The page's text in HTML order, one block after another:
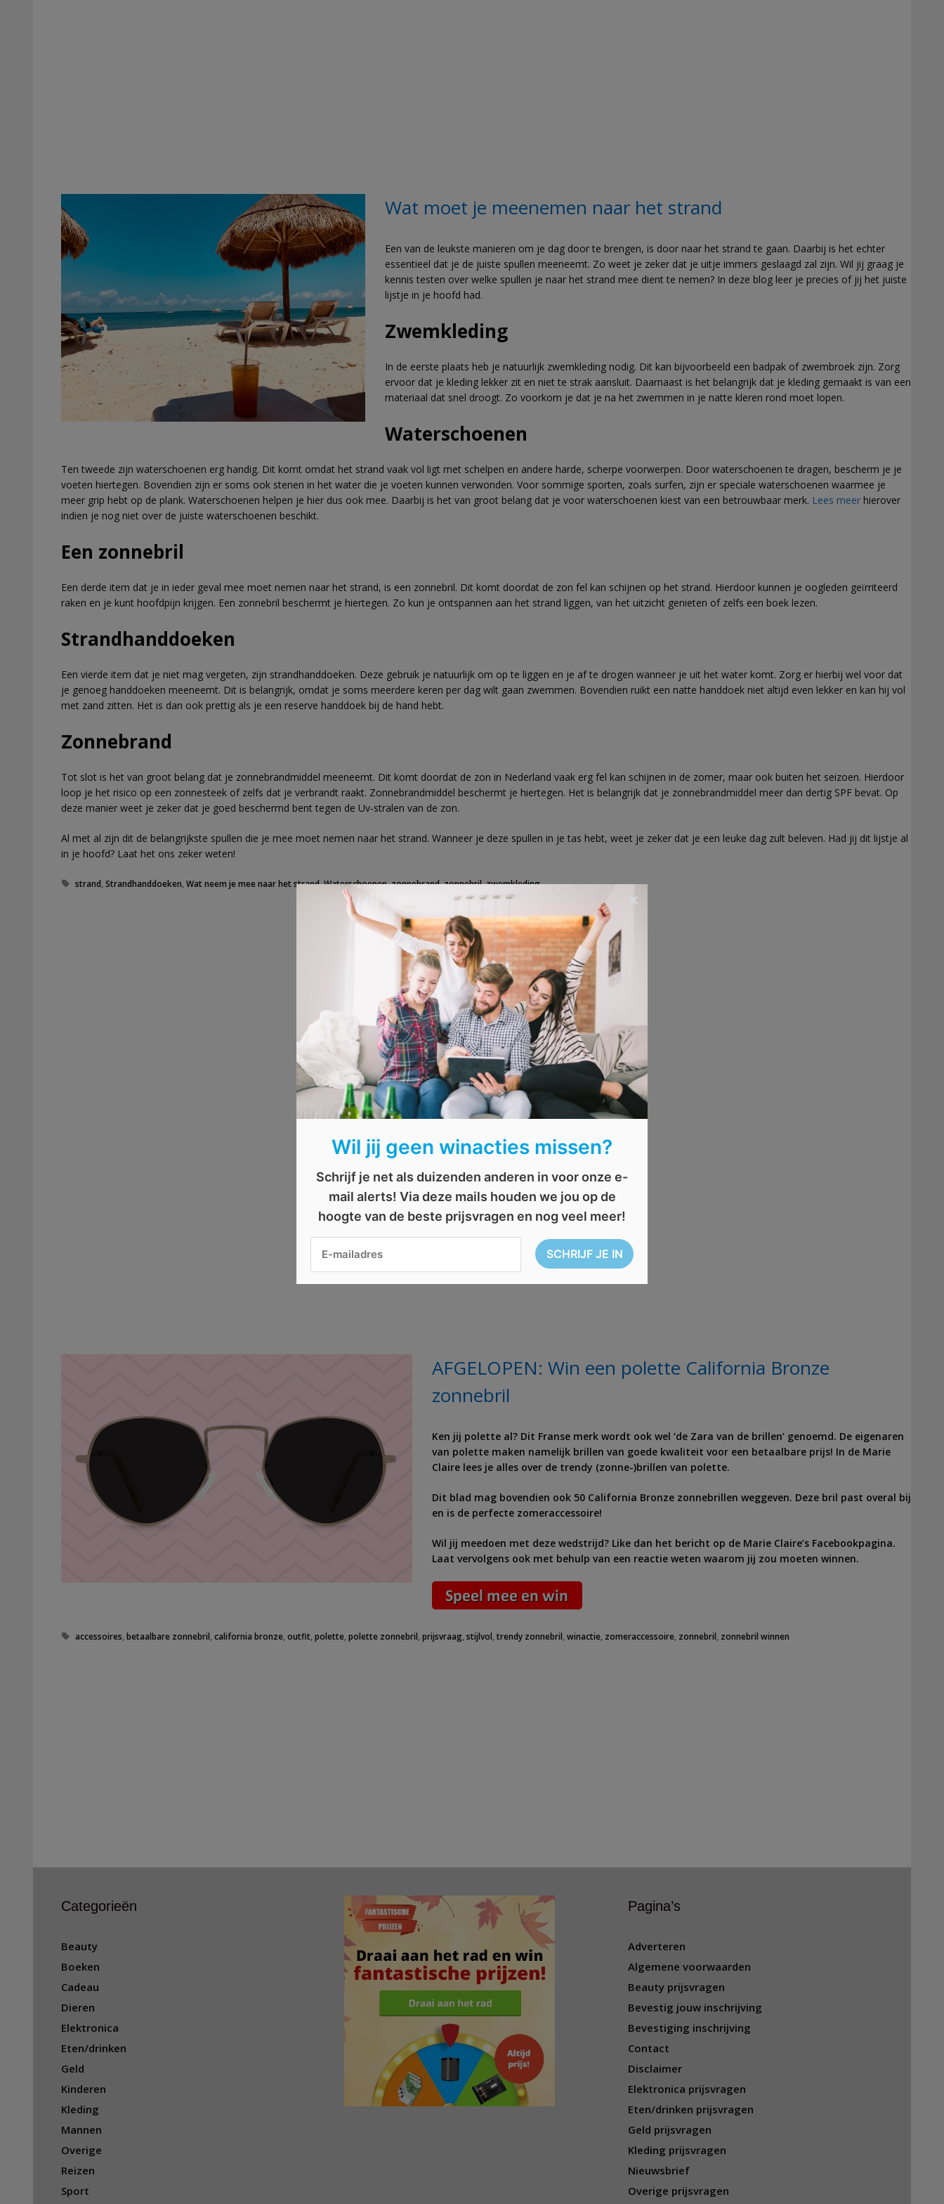
Wat moet je meenemen naar het strand
Een van de leukste manieren om je dag door te brengen, is door naar het strand te gaan. Daarbij is het echter
essentieel dat je de juiste spullen meeneemt. Zo weet je zeker dat je uitje immers geslaagd zal zijn. Wil jij graag je
kennis testen over welke spullen je naar het strand mee dient te nemen? In deze blog leer je precies of jij het juiste
lijstje in je hoofd had.
Zwemkleding
In de eerste plaats heb je natuurlijk zwemkleding nodig. Dit kan bijvoorbeeld een badpak of zwembroek zijn. Zorg
ervoor dat je kleding lekker zit en niet te strak aansluit. Daarnaast is het belangrijk dat je kleding gemaakt is van een
materiaal dat snel droogt. Zo voorkom je dat je na het zwemmen in je natte kleren rond moet lopen.
Waterschoenen
Ten tweede zijn waterschoenen erg handig. Dit komt omdat het strand vaak vol ligt met schelpen en andere harde, scherpe voorwerpen. Door waterschoenen te dragen, bescherm je je
voeten hiertegen. Bovendien zijn er soms ook stenen in het water die je voeten kunnen verwonden. Voor sommige sporten, zoals surfen, zijn er speciale waterschoenen waarmee je
meer grip hebt op de plank. Waterschoenen helpen je hier dus ook mee. Daarbij is het van groot belang dat je voor waterschoenen kiest van een betrouwbaar merk. Lees meer hierover
indien je nog niet over de juiste waterschoenen beschikt.
Een zonnebril
Een derde item dat je in ieder geval mee moet nemen naar het strand, is een zonnebril. Dit komt doordat de zon fel kan schijnen op het strand. Hierdoor kunnen je oogleden geïrriteerd
raken en je kunt hoofdpijn krijgen. Een zonnebril beschermt je hiertegen. Zo kun je ontspannen aan het strand liggen, van het uitzicht genieten of zelfs een boek lezen.
Strandhanddoeken
Een vierde item dat je niet mag vergeten, zijn strandhanddoeken. Deze gebruik je natuurlijk om op te liggen en je af te drogen wanneer je uit het water komt. Zorg er hierbij wel voor dat
je genoeg handdoeken meeneemt. Dit is belangrijk, omdat je soms meerdere keren per dag wilt gaan zwemmen. Bovendien ruikt een natte handdoek niet altijd even lekker en kan hij vol
met zand zitten. Het is dan ook prettig als je een reserve handdoek bij de hand hebt.
Zonnebrand
Tot slot is het van groot belang dat je zonnebrandmiddel meeneemt. Dit komt doordat de zon in Nederland vaak erg fel kan schijnen in de zomer, maar ook buiten het seizoen. Hierdoor
loop je het risico op een zonnesteek of zelfs dat je verbrandt raakt. Zonnebrandmiddel beschermt je hiertegen. Het is belangrijk dat je zonnebrandmiddel meer dan dertig SPF bevat. Op
deze manier weet je zeker dat je goed beschermd bent tegen de Uv-stralen van de zon.
Al met al zijn dit de belangrijkste spullen die je mee moet nemen naar het strand. Wanneer je deze spullen in je tas hebt, weet je zeker dat je een leuke dag zult beleven. Had jij dit lijstje al
in je hoofd? Laat het ons zeker weten!
Tags
strand,Strandhanddoeken,Wat neem je mee naar het strand,Waterschoenen,zonnebrand,zonnebril,zwemkleding
AFGELOPEN: Win een polette California Bronze
zonnebril
Ken jij polette al? Dit Franse merk wordt ook wel ‘de Zara van de brillen’ genoemd. De eigenaren
van polette maken namelijk brillen van goede kwaliteit voor een betaalbare prijs! In de Marie
Claire lees je alles over de trendy (zonne-)brillen van polette.
Dit blad mag bovendien ook 50 California Bronze zonnebrillen weggeven. Deze bril past overal bij
en is de perfecte zomeraccessoire!
Wil jij meedoen met deze wedstrijd? Like dan het bericht op de Marie Claire’s Facebookpagina.
Laat vervolgens ook met behulp van een reactie weten waarom jij zou moeten winnen.
Tags
accessoires ,betaalbare zonnebril ,california bronze ,outfit ,polette ,polette zonnebril ,prijsvraag ,stijlvol ,trendy zonnebril ,winactie zomeraccessoire zonnebril zonnebril winnen
Categorieën
Beauty
Boeken
Cadeau
Dieren
Elektronica
Eten/drinken
Geld
Kinderen
Kleding
Mannen
Overige
Reizen
Sport
Pagina’s
Adverteren
Algemene voorwaarden
Beauty prijsvragen
Bevestig jouw inschrijving
Bevestiging inschrijving
Contact
Disclaimer
Elektronica prijsvragen
Eten/drinken prijsvragen
Geld prijsvragen
Kleding prijsvragen
Nieuwsbrief
Overige prijsvragen
Wil jij geen winacties missen?
Schrijf je net als duizenden anderen in voor onze e-
mail alerts! Via deze mails houden we jou op de
hoogte van de beste prijsvragen en nog veel meer!
×